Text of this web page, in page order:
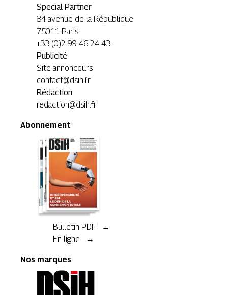
Special Partner
84 avenue de la République
75011 Paris
+33 (0)2 99 46 24 43
Publicité
Site annonceurs
contact@dsih.fr
Rédaction
redaction@dsih.fr
Abonnement
Bulletin PDF →
En ligne →
Nos marques